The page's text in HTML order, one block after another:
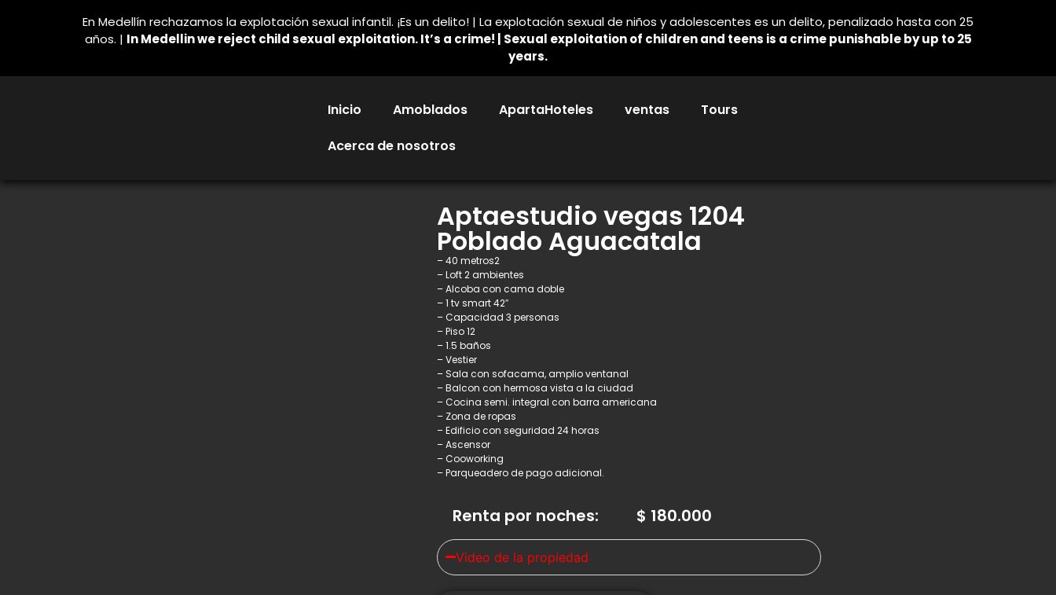
En Medellín rechazamos la explotación sexual infantil. ¡Es un delito! | La explotación sexual de niños y adolescentes es un delito, penalizado hasta con 25
años. | In Medellin we reject child sexual exploitation. It’s a crime! | Sexual exploitation of children and teens is a crime punishable by up to 25
years.
Inicio Amoblados ApartaHoteles ventas
Tours
Acerca de nosotros
Aptaestudio vegas 1204
Poblado Aguacatala
– 40 metros2
– Loft 2 ambientes
– Alcoba con cama doble
– 1 tv smart 42″
– Capacidad 3 personas
– Piso 12
– 1.5 baños
– Vestier
– Sala con sofacama, amplio ventanal
– Balcon con hermosa vista a la ciudad
– Cocina semi. integral con barra americana
– Zona de ropas
– Edificio con seguridad 24 horas
– Ascensor
– Cooworking
– Parqueadero de pago adicional.
Renta por noches: $ 180.000
Video de la propiedad